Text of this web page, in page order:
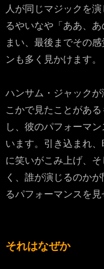
人が同じマジックを
るやいなや「ああ、
まい、最後までその
ンも多く見かけます。
ハンサム・ジャック
こかで見たことがあ
し、彼のパフォーマ
います。引き込まれ
に笑いがこみ上げ、
く、誰が演じるのか
るパフォーマンスを見
それはなぜか